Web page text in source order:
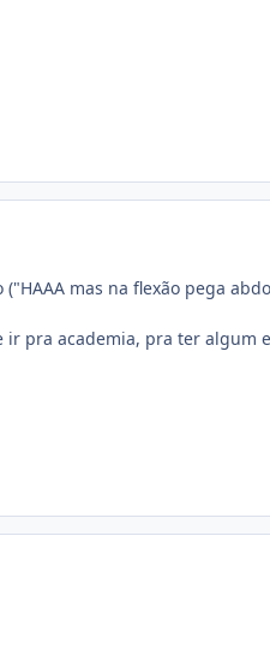
mas na flexão pega
ir pra academia, pra ter algum